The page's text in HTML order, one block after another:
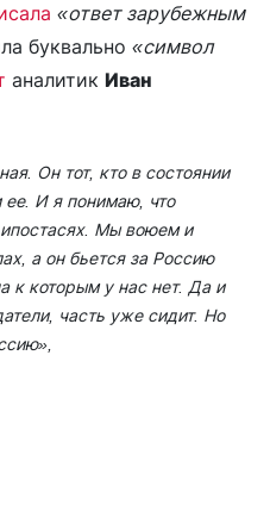
«ответ зарубежным
буквально «символ
аналитик Иван
Он тот, кто в состоянии
ее. И я понимаю, что
Мы воюем и
а он бьется за Россию
к которым у нас нет. Да и
часть уже сидит. Но